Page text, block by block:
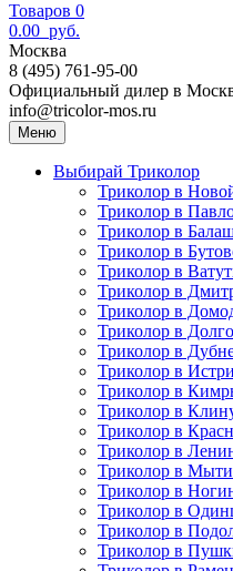
Товаров 0
0.00 руб.
Москва
8 (495) 761-95-00
Официальный дилер в
info@tricolor-mos.ru
Меню
Выбирай Триколор
Триколор в
Триколор в
Триколор в
Триколор в
Триколор в
Триколор в
Триколор в
Триколор в
Триколор в
Триколор в
Триколор в
Триколор в
Триколор в
Триколор в
Триколор в
Триколор в
Триколор в
Триколор в
Триколор в